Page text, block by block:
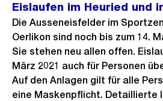
Eislaufen im Heuried und
Die Ausseneisfelder im
Oerlikon sind noch bis zum 14.
Sie stehen neu allen offen.
März 2021 auch für Personen
Auf den Anlagen gilt für alle
eine Maskenpflicht. Detaillierte